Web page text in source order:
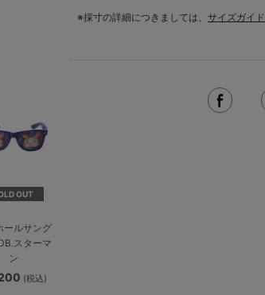
OUT
ールサング
スターマ
ン
(税込)
※採寸の詳細につきましては、 サイズガイド